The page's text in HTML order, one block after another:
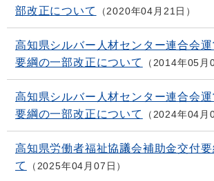
部改正について
2020年04月21日
高知県シルバー人材センター連合会
要綱の一部改正について
2014年05月
高知県シルバー人材センター連合会
要綱の一部改正について
2024年04月
高知県労働者福祉協議会補助金交付
て
2025年04月07日